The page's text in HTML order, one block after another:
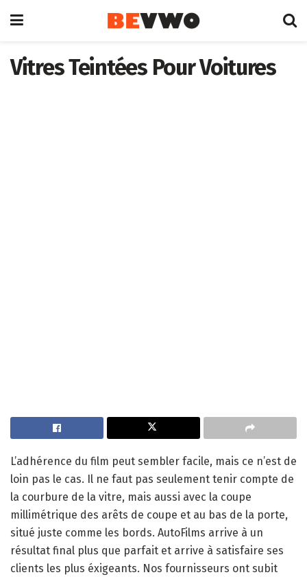
Vitres Teintées Pour Voitures
L’adhérence du film peut sembler facile, mais ce n’est de
loin pas le cas. Il ne faut pas seulement tenir compte de
la courbure de la vitre, mais aussi avec la coupe
millimétrique des arêts de coupe et au bas de la porte,
situé juste comme les bords. AutoFilms arrive à un
résultat final plus que parfait et arrive à satisfaire ses
clients les plus éxigeants. Nos fournisseurs ont subit